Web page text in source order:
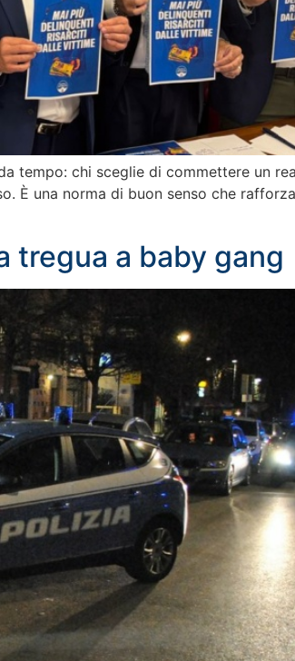
tempo: chi sceglie di commettere un
È una norma di buon senso che
tregua a baby gang